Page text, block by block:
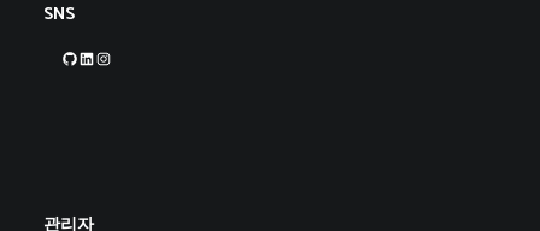
SNS
GitHubLinkedIn